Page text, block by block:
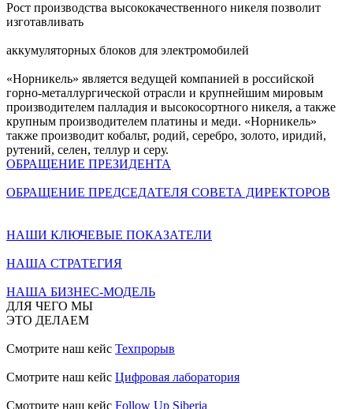
Рост производства высококачественного никеля позволит
изготавливать
аккумуляторных блоков для электромобилей
«Норникель» является ведущей компанией в российской
горно-металлургической отрасли и крупнейшим мировым
производителем палладия и высокосортного никеля, а также
крупным производителем платины и меди. «Норникель»
также производит кобальт, родий, серебро, золото, иридий,
рутений, селен, теллур и серу.
ОБРАЩЕНИЕ ПРЕЗИДЕНТА
ОБРАЩЕНИЕ ПРЕДСЕДАТЕЛЯ СОВЕТА ДИРЕКТОРОВ
НАШИ КЛЮЧЕВЫЕ ПОКАЗАТЕЛИ
НАША СТРАТЕГИЯ
НАША БИЗНЕС-МОДЕЛЬ
ДЛЯ ЧЕГО МЫ
ЭТО ДЕЛАЕМ
Смотрите наш кейс Техпрорыв
Смотрите наш кейс Цифровая лаборатория
Смотрите наш кейс Follow Up Siberia